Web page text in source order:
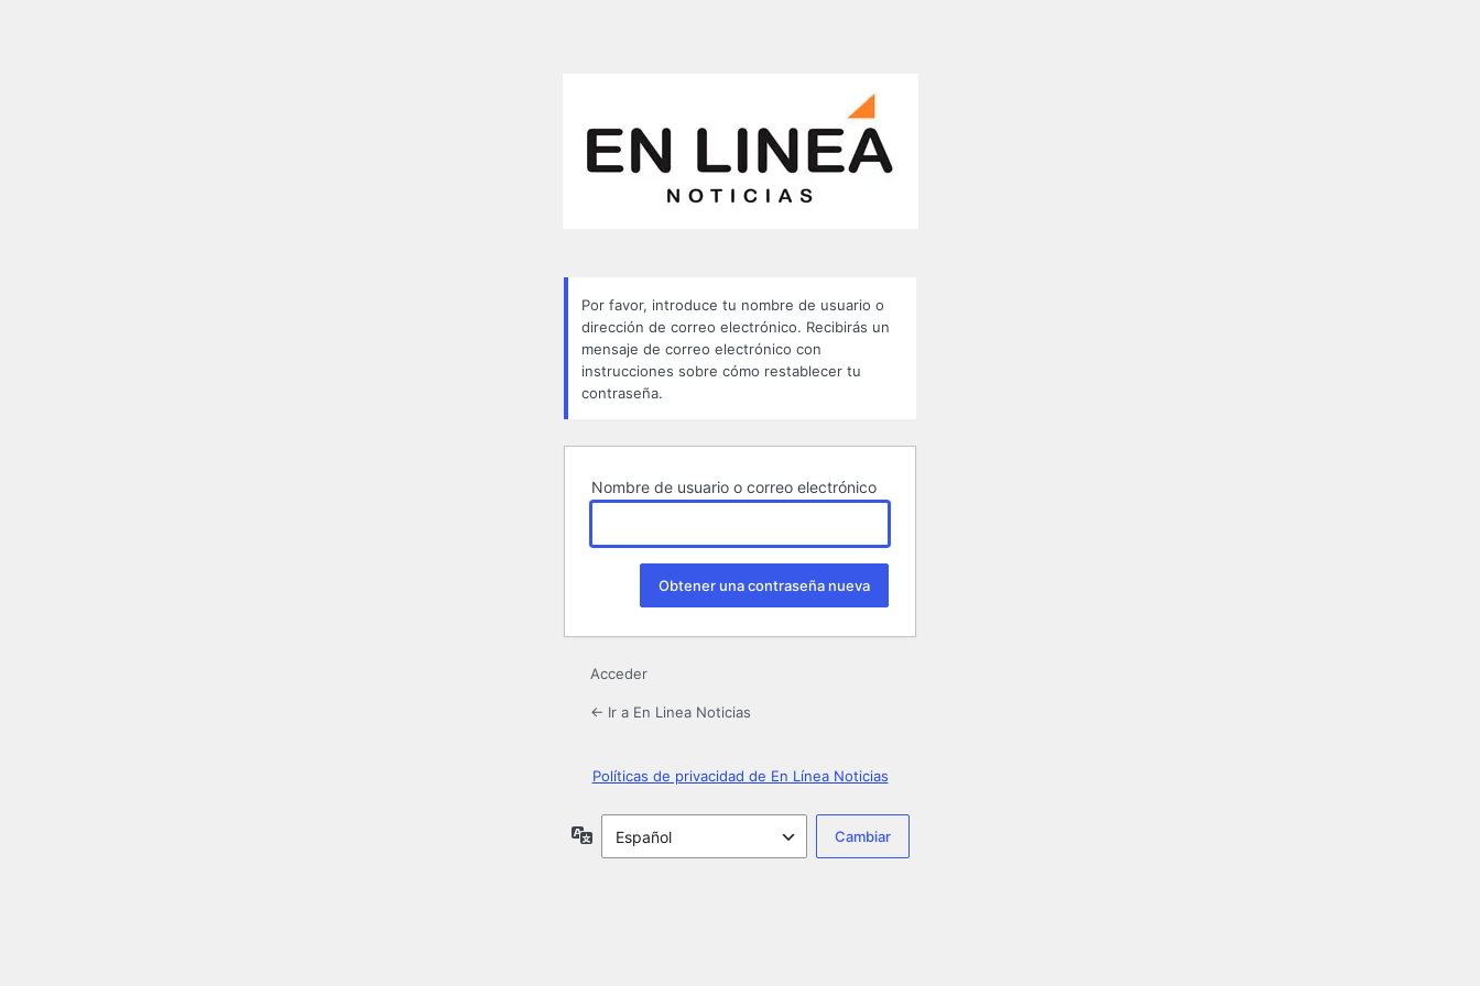
Por favor, introduce tu nombre de usuario o
dirección de correo electrónico. Recibirás un
mensaje de correo electrónico con
instrucciones sobre cómo restablecer tu
contraseña.
Nombre de usuario o correo electrónico
Acceder
← Ir a En Linea Noticias
Políticas de privacidad de En Línea Noticias
Idioma